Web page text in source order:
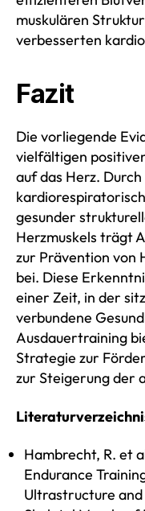
muskulären
verbesserten
Fazit
Die vorliegende
vielfältigen
auf das Herz.
gesunder
Herzmuskels trägt
zur Prävention von
bei. Diese
einer Zeit, in der
verbundene
Ausdauertraining
Strategie zur
zur Steigerung der
Hambrecht, R. et
Endurance
Ultrastructure